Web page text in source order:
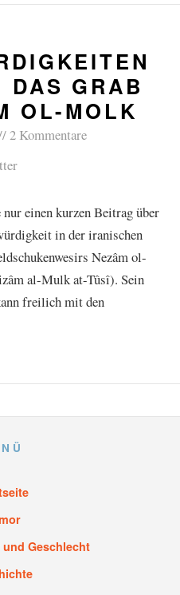
DAS GRAB
OL-MOLK
2 Kommentare
einen kurzen Beitrag über
in der iranischen
Nezâm ol-
al-Mulk at-Tûsî). Sein
freilich mit den
Geschlecht